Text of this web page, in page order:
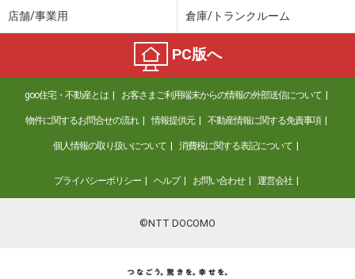
店舗/事業用 倉庫/トランクルーム
PC版へ
goo住宅・不動産とは お客さまご利用端末からの情報の外部送信について
物件に関するお問合せの流れ 情報提供元 不動産情報に関する免責事項
個人情報の取り扱いについて 消費税に関する表記について
プライバシーポリシー ヘルプ お問い合わせ 運営会社
©NTT DOCOMO